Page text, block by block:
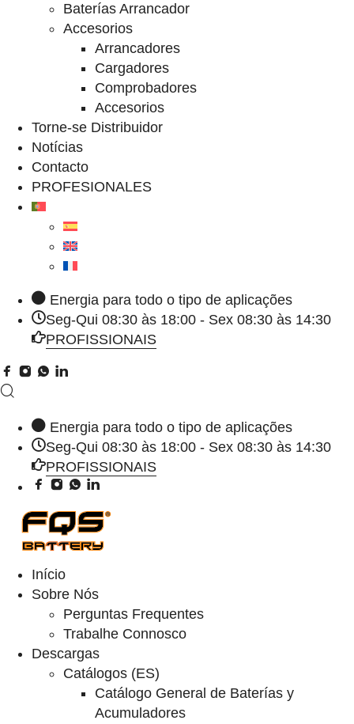
Baterías Arrancador
Accesorios
Arrancadores
Cargadores
Comprobadores
Accesorios
Torne-se Distribuidor
Notícias
Contacto
PROFESIONALES
Energia para todo o tipo de aplicações
Seg-Qui 08:30 às 18:00 - Sex 08:30 às 14:30
PROFISSIONAIS
Energia para todo o tipo de aplicações
Seg-Qui 08:30 às 18:00 - Sex 08:30 às 14:30
PROFISSIONAIS
Início
Sobre Nós
Perguntas Frequentes
Trabalhe Connosco
Descargas
Catálogos (ES)
Catálogo General de Baterías y
Acumuladores